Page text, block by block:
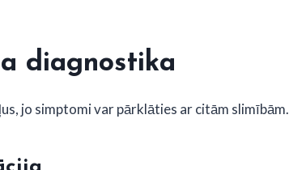
diagnostika
jo simptomi var pārklāties ar citām slimībām.